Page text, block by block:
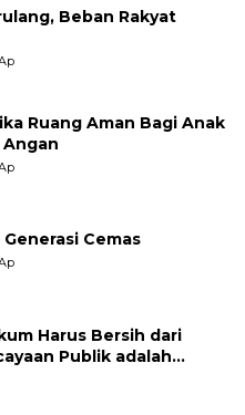
Beban Rakyat
Ruang Aman Bagi Anak
Angan
Generasi Cemas
Harus Bersih dari
Publik adalah